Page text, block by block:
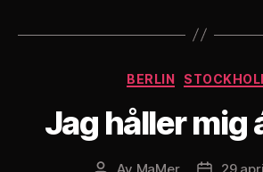
BERLIN
Jag håller mig